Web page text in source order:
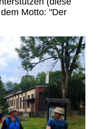
Motto: "Der